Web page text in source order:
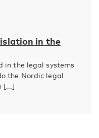
in the
in the legal systems
the Nordic legal
[...]